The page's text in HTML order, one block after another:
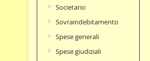
Societario
Sovraindebitamento
Spese generali
Spese giudiziali